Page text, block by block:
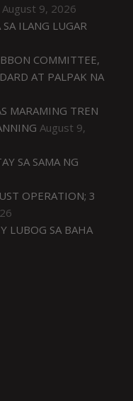
August 9, 2026
ILANG LUGAR
COMMITTEE,
AT PALPAK NA
MARAMING TREN
August 9,
SA SAMA NG
OPERATION; 3
LUBOG SA BAHA